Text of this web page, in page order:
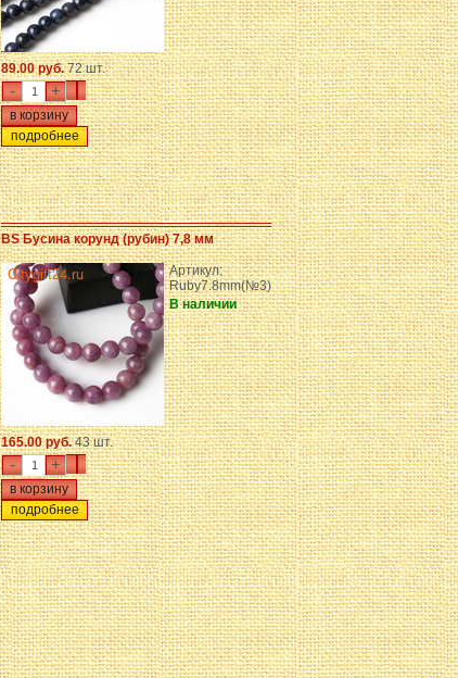
89.00 руб.72 шт.
- +
подробнее
BS Бусина корунд (рубин) 7,8 мм
Артикул:
Ruby7.8mm(№3)
В наличии
165.00 руб.43 шт.
- +
подробнее